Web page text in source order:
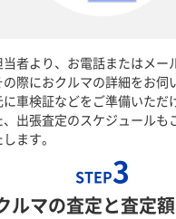
者より、お電話またはメー
の際におクルマの詳細をお伺
車検証などをご準備いただ
出張査定のスケジュールも
ます。
STEP3
ルマの査定と査定